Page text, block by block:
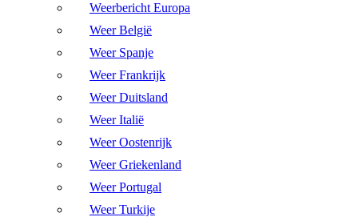
Weerbericht Europa
Weer België
Weer Spanje
Weer Frankrijk
Weer Duitsland
Weer Italië
Weer Oostenrijk
Weer Griekenland
Weer Portugal
Weer Turkije